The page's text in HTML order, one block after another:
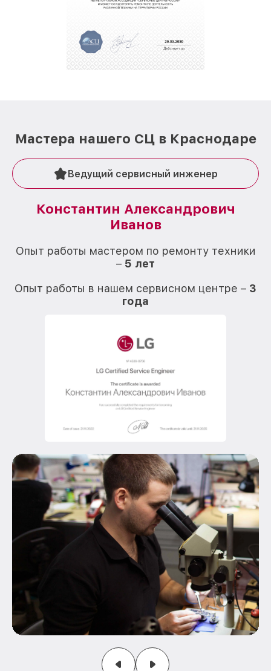
полной сохранности и бесплатно.
положительные отзывы и обрели отличную
репутацию. Мы постоянно совершенствуемся и
Мастера нашего СЦ в Краснодаре
Ведущий сервисный инженер
Константин Александрович
Иванов
Опыт работы мастером по ремонту техники
– 5 лет
Опыт работы в нашем сервисном центре – 3
года